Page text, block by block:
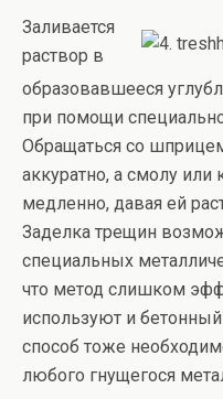
Заливается
раствор в
образовавшееся
при помощи
Обращаться со
аккуратно, а смолу или
медленно, давая ей
Заделка трещин
специальных
что метод слишком
используют и
способ тоже
любого гнущегося